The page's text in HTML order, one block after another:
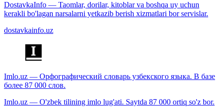
DostavkaInfo — Taomlar, dorilar, kitoblar va boshqa uy uchun
kerakli bo'lagan narsalarni yetkazib berish xizmatlari bor servislar.
dostavkainfo.uz
Imlo.uz — Орфографический словарь узбекского языка. В базе
более 87 000 слов.
Imlo.uz — O'zbek tilining imlo lug'ati. Saytda 87 000 ortiq so'z bor.